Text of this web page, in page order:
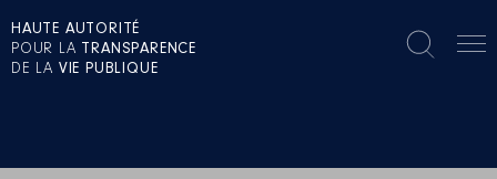
HAUTE AUTORITÉ
POUR LA TRANSPARENCE
DE LA VIE PUBLIQUE